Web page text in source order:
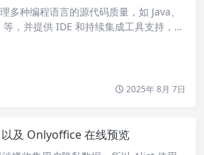
种编程语言的源代码质量，如 Java、
，并提供 IDE 和持续集成工具支持，安
2025年 8月 7日
及 Onlyoffice 在线预览